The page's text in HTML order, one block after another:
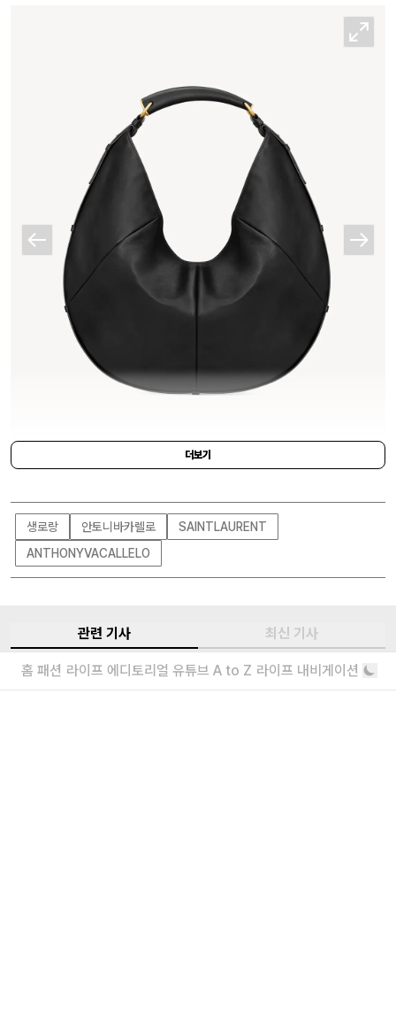
현대적인 스타일로 재해석된 2026년 버전 몸바사 백의 경우 쿠르슈벨 가죽과 빈
티지 송아지·조랑말 가죽이 활용됐으며, 가죽 핸들이 구현한 편안한 어깨 부분과
자연스러운 슬라우치로 유려한 실루엣을 뽐낸다. 사이즈는 라지와 미디엄, 스몰
가지로 스몰 사이즈의 경우 악어 가죽 소재로도 만나볼 수 있으니 참고할 것. 현재
생 로랑 공식 웹사이트(ysl.com)에서 구매 가능하다.
더보기
생로랑 안토니바카렐로
SAINTLAURENT
ANTHONYVACALLELO
관련 기사 최신 기사
생 로랑, 마틴 베딘 전시 개최
안토니 바카렐로가 큐레이션한
홈 패션 라이프 에디토리얼 유튜브 A to Z 라이프 내비게이션